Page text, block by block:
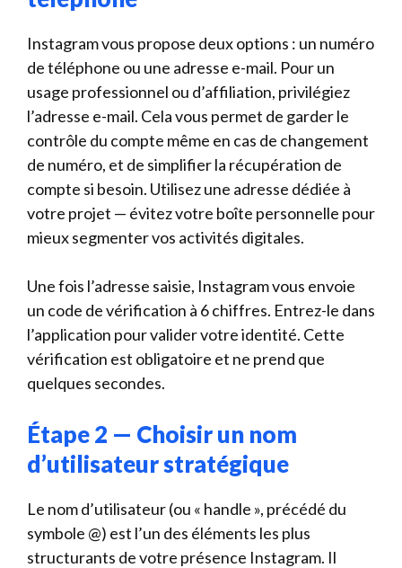
Instagram vous propose deux options : un numéro
de téléphone ou une adresse e-mail. Pour un
usage professionnel ou d’affiliation, privilégiez
l’adresse e-mail. Cela vous permet de garder le
contrôle du compte même en cas de changement
de numéro, et de simplifier la récupération de
compte si besoin. Utilisez une adresse dédiée à
votre projet — évitez votre boîte personnelle pour
mieux segmenter vos activités digitales.
Une fois l’adresse saisie, Instagram vous envoie
un code de vérification à 6 chiffres. Entrez-le dans
l’application pour valider votre identité. Cette
vérification est obligatoire et ne prend que
quelques secondes.
Étape 2 — Choisir un nom
d’utilisateur stratégique
Le nom d’utilisateur (ou « handle », précédé du
symbole @) est l’un des éléments les plus
structurants de votre présence Instagram. Il